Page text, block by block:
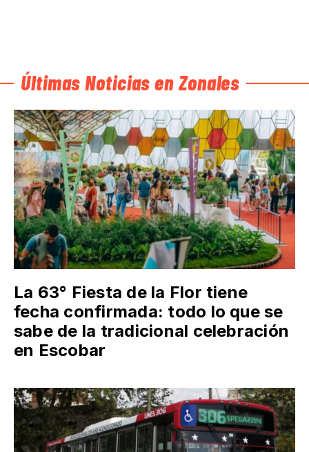
Últimas Noticias en Zonales
La 63° Fiesta de la Flor tiene
fecha confirmada: todo lo que se
sabe de la tradicional celebración
en Escobar